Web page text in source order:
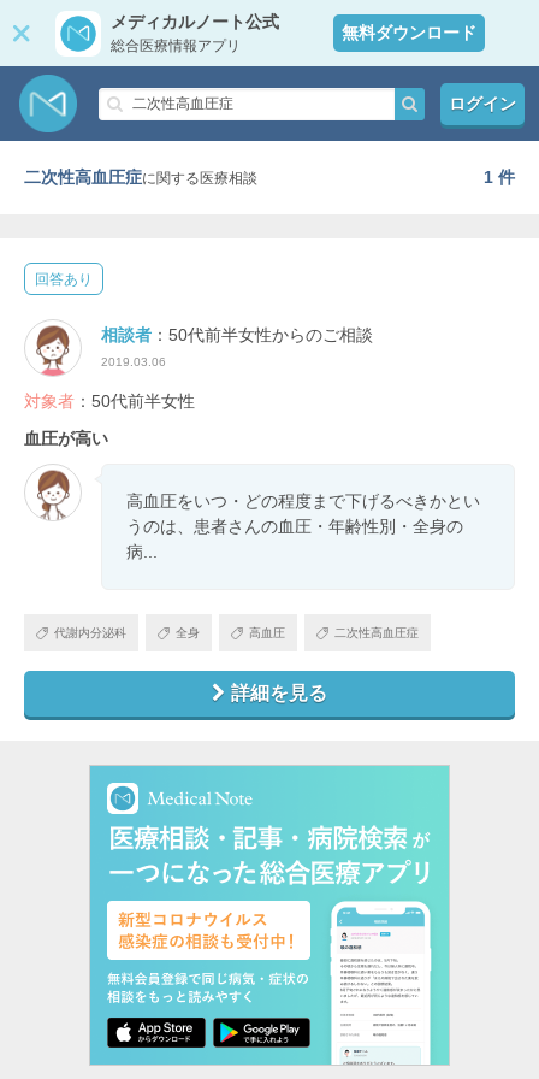
メディカルノート公式
総合医療情報アプリ
無料ダウンロード
ログイン
二次性高血圧症に関する医療相談 1 件
回答あり
相談者 ：50代前半女性からのご相談
2019.03.06
対象者 ：50代前半女性
血圧が高い
高血圧をいつ・どの程度まで下げるべきかとい
うのは、患者さんの血圧・年齢性別・全身の
病...
代謝内分泌科 全身 高血圧 二次性高血圧症
詳細を見る